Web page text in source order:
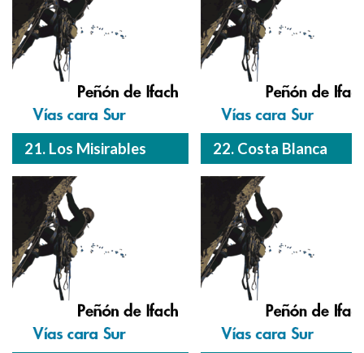
21. Los Misirables 22. Costa Blanca